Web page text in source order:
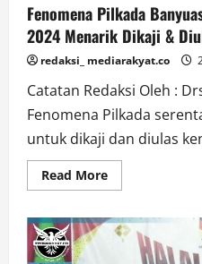
Fenomena Pilkada
2024 Menarik Dikaji &
redaksi_ mediarakyat.co
Catatan Redaksi Oleh :
Fenomena Pilkada
untuk dikaji dan diulas
Read MoreRead
more
Pilkada
Banyuasin
Serentak